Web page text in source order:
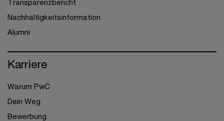
Transparenzbericht
Nachhaltigkeitsinformation
Alumni
Karriere
Warum PwC
Dein Weg
Bewerbung